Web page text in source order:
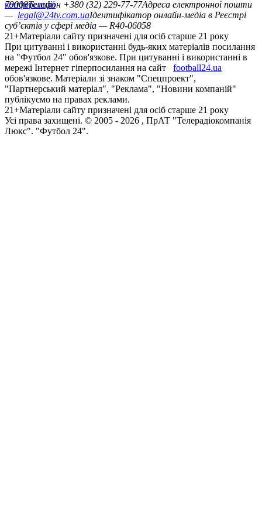
конференцій
79008Телефон +380 (32) 229-77-77Адреса електронної пошти
— legal@24tv.com.uaІдентифікатор онлайн-медіа в Реєстрі
суб’єктів у сфері медіа — R40-06058
21+Матеріали сайту призначені для осіб старше 21 року
При цитуванні і використанні будь-яких матеріалів посилання
на "Футбол 24" обов'язкове. При цитуванні і використанні в
мережі Інтернет гіперпосилання на сайт
football24.ua
обов'язкове. Матеріали зі знаком "Спецпроект",
"Партнерський матеріал", "Реклама", "Новини компаній"
публікуємо на правах реклами.
21+Матеріали сайту призначені для осіб старше 21 року
Усi права захищенi. © 2005 - 2026 , ПрАТ "Телерадіокомпанія
Люкс". "Футбол 24".